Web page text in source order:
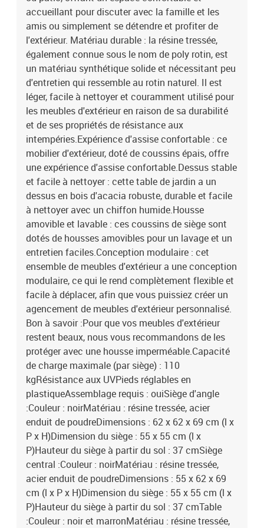
du coussin de dossier : fibre de cotonDimensions du coussin de
siège : 55 x 55 x 3 cm (l x P x é)Dimensions du coussin de dossier :
55 x 45 x 13 cm (L x l x é)La livraison contient :1 x table de jardin7
x canapé d'angle4 x canapé de centre18 x coussin de dossier11 x
coussin de siège avec housse amovible et lavable
accueillant pour discuter avec la famille et les
amis ou simplement se détendre et profiter de
l'extérieur. Matériau durable : la résine tressée,
également connue sous le nom de poly rotin, est
un matériau synthétique solide et nécessitant peu
d'entretien qui ressemble au rotin naturel. Il est
léger, facile à nettoyer et couramment utilisé pour
les meubles d'extérieur en raison de sa durabilité
et de ses propriétés de résistance aux
intempéries.Expérience d'assise confortable : ce
mobilier d'extérieur, doté de coussins épais, offre
une expérience d'assise confortable.Dessus stable
et facile à nettoyer : cette table de jardin a un
dessus en bois d'acacia robuste, durable et facile
à nettoyer avec un chiffon humide.Housse
amovible et lavable : ces coussins de siège sont
dotés de housses amovibles pour un lavage et un
entretien faciles.Conception modulaire : cet
ensemble de meubles d'extérieur a une conception
modulaire, ce qui le rend complètement flexible et
facile à déplacer, afin que vous puissiez créer un
agencement de meubles d'extérieur personnalisé.
Bon à savoir :Pour que vos meubles d'extérieur
restent beaux, nous vous recommandons de les
protéger avec une housse imperméable.Capacité
de charge maximale (par siège) : 110
kgRésistance aux UVPieds réglables en
plastiqueAssemblage requis : ouiSiège d'angle
:Couleur : noirMatériau : résine tressée, acier
enduit de poudreDimensions : 62 x 62 x 69 cm (l x
P x H)Dimension du siège : 55 x 55 cm (l x
P)Hauteur du siège à partir du sol : 37 cmSiège
central :Couleur : noirMatériau : résine tressée,
acier enduit de poudreDimensions : 55 x 62 x 69
cm (l x P x H)Dimension du siège : 55 x 55 cm (l x
P)Hauteur du siège à partir du sol : 37 cmTable
:Couleur : noir et marronMatériau : résine tressée,